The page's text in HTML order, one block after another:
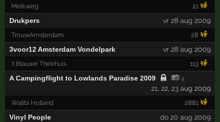
Melkweg 21
Drukpers vr 28 aug 2009
TrouwAmsterdam 28
3voor12 Amsterdam Vondelpark vr 28 aug 2009
't Blauwe Theehuis 113
A Campingflight to Lowlands Paradise 2009 4
21, 22, 23aug 2009
Walibi Holland 2881
Vinyl People do 20 aug 2009